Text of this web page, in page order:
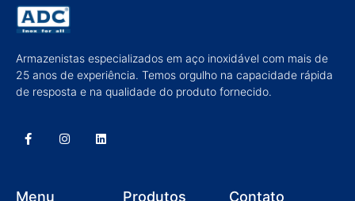
Armazenistas especializados em aço inoxidável com mais de
25 anos de experiência. Temos orgulho na capacidade rápida
de resposta e na qualidade do produto fornecido.
Menu Produtos Contato